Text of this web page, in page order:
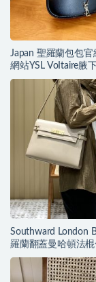
Japan 聖羅蘭包包
網站YSL VoItaire腋
Southward London
羅蘭翻蓋曼哈頓法